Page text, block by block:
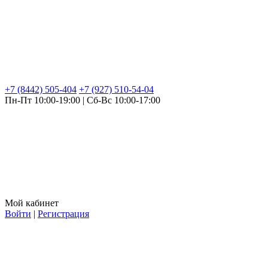
+7 (8442) 505-404 +7 (927) 510-54-04
Пн-Пт 10:00-19:00 | Сб-Вс 10:00-17:00
Мой кабинет
Войти | Регистрация